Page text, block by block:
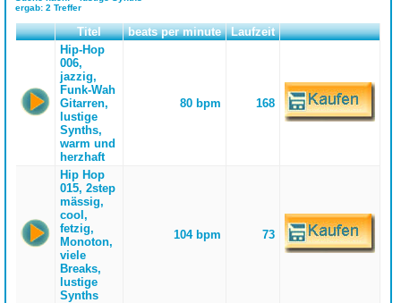
ergab: 2 Treffer
Titel beats per minute
Laufzeit
Hip-Hop
006,
jazzig,
Funk-Wah
Gitarren,
lustige
Synths,
warm und
herzhaft
80 bpm 168
Hip Hop
015, 2step
mässig,
cool,
fetzig,
Monoton,
viele
Breaks,
lustige
Synths
104 bpm 73